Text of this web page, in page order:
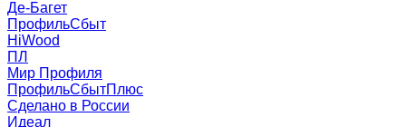
Де-Багет
ПрофильСбыт
HiWood
ПЛ
Мир Профиля
ПрофильСбытПлюс
Сделано в России
Идеал